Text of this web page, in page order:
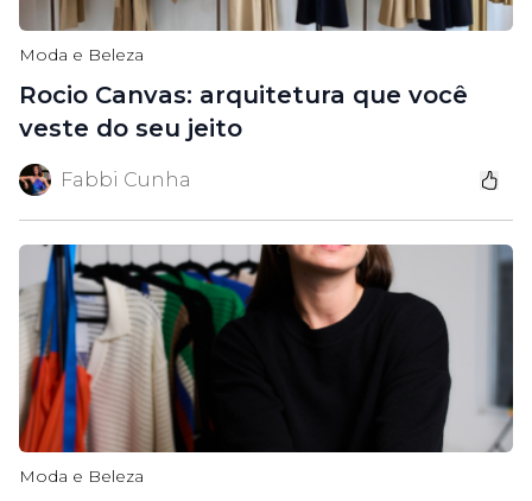
Moda e Beleza
Rocio Canvas: arquitetura que você
veste do seu jeito
Fabbi Cunha
Moda e Beleza